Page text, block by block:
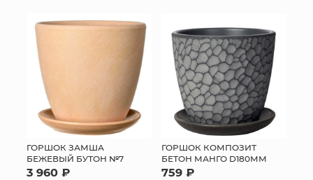
КОНТАКТЫ
ГОРШОК ЗАМША
БЕЖЕВЫЙ БУТОН №7
3 960 ₽
ГОРШОК КОМПОЗИТ
БЕТОН МАНГО D180ММ
759 ₽